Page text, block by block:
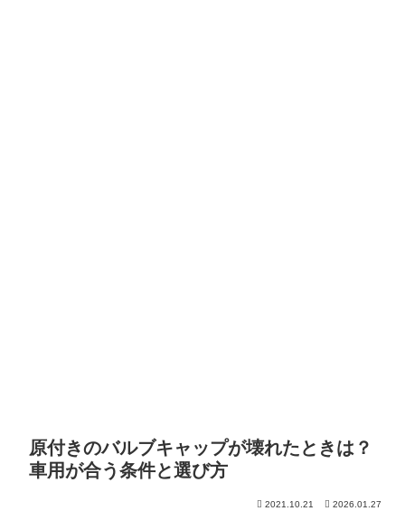
原付きのバルブキャップが壊れたときは？
車用が合う条件と選び方
2021.10.21 2026.01.27